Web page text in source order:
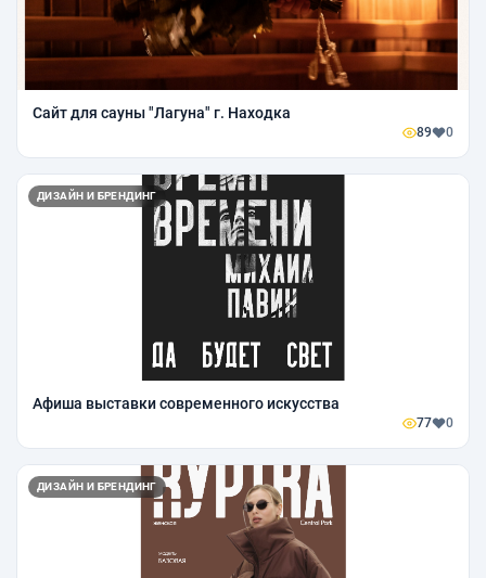
Сайт для сауны "Лагуна" г. Находка
89 0
ДИЗАЙН И БРЕНДИНГ
Афиша выставки современного искусства
77 0
ДИЗАЙН И БРЕНДИНГ